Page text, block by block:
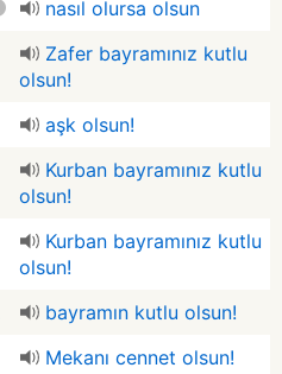
nasıl olursa olsun
Zafer bayramınız kutlu
olsun!
aşk olsun!
Kurban bayramınız kutlu
olsun!
Kurban bayramınız kutlu
olsun!
bayramın kutlu olsun!
Mekanı cennet olsun!